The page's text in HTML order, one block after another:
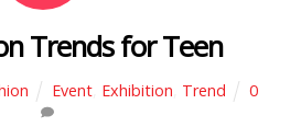
Trends for Teen
Event Exhibition Trend 0